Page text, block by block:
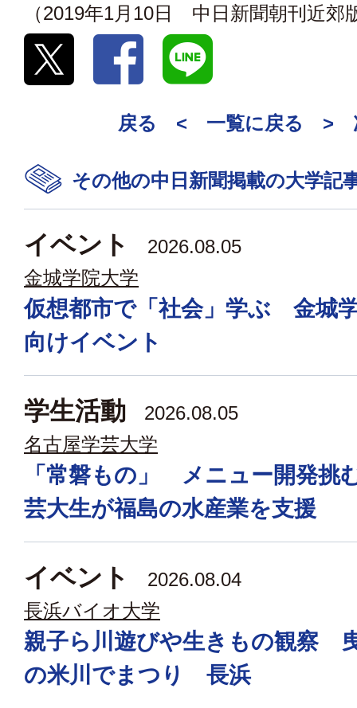
（2019年1月10日 中日新聞朝刊近郊
戻る < 一覧に戻る >
その他の中日新聞掲載の大学記
イベント
2026.08.05
金城学院大学
仮想都市で「社会」学ぶ 金城
向けイベント
学生活動
2026.08.05
名古屋学芸大学
「常磐もの」 メニュー開発
芸大生が福島の水産業を支援
イベント
2026.08.04
長浜バイオ大学
親子ら川遊びや生きもの観察
の米川でまつり 長浜